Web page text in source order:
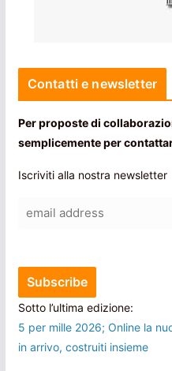
Contatti e newsletter
Per proposte di
semplicemente per
Iscriviti alla nostra newsletter
Sotto l’ultima edizione:
5 per mille 2026; Online la
in arrivo, costruiti insieme